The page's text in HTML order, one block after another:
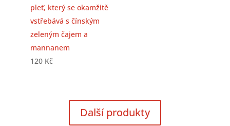
pleť, který se okamžitě
vstřebává s čínským
zeleným čajem a
mannanem
120 Kč
Další produkty